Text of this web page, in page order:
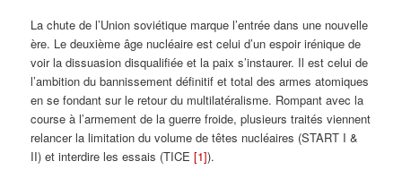
La chute de l’Union soviétique marque l’entrée dans une nouvelle
ère. Le deuxième âge nucléaire est celui d’un espoir irénique de
voir la dissuasion disqualifiée et la paix s’instaurer. Il est celui de
l’ambition du bannissement définitif et total des armes atomiques
en se fondant sur le retour du multilatéralisme. Rompant avec la
course à l’armement de la guerre froide, plusieurs traités viennent
relancer la limitation du volume de têtes nucléaires (START I &
II) et interdire les essais (TICE [1]).